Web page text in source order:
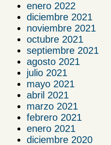
enero 2022
diciembre 2021
noviembre 2021
octubre 2021
septiembre 2021
agosto 2021
julio 2021
mayo 2021
abril 2021
marzo 2021
febrero 2021
enero 2021
diciembre 2020